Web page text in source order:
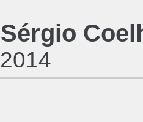
Sérgio
2014